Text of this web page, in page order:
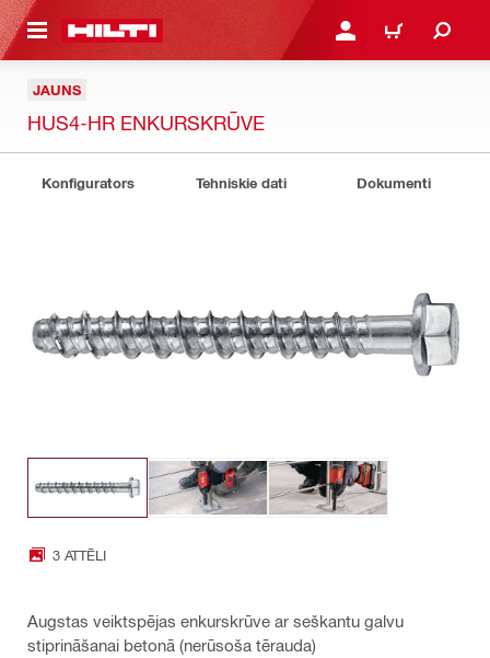
SATURU PIESLĒGTIES VAI
IEPIRKŠANĀS
JAUNS
HUS4-HR ENKURSKRŪVE
Konfigurators Tehniskie dati Dokumenti
3 ATTĒLI
Augstas veiktspējas enkurskrūve ar seškantu galvu
stiprināšanai betonā (nerūsoša tērauda)